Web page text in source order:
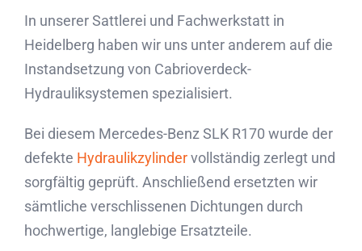
In unserer Sattlerei und Fachwerkstatt in
Heidelberg haben wir uns unter anderem auf die
Instandsetzung von Cabrioverdeck-
Hydrauliksystemen spezialisiert.
Bei diesem Mercedes-Benz SLK R170 wurde der
defekte Hydraulikzylindervollständig zerlegt und
sorgfältig geprüft. Anschließend ersetzten wir
sämtliche verschlissenen Dichtungen durch
hochwertige, langlebige Ersatzteile.